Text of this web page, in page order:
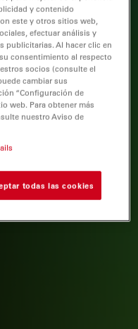
y contenido
este y otros sitios web,
efectuar análisis y
publicitarias. Al hacer clic en
consentimiento al respecto
socios (consulte el
cambiar sus
“Configuración de
web. Para obtener más
nuestro Aviso de
todas las cookies